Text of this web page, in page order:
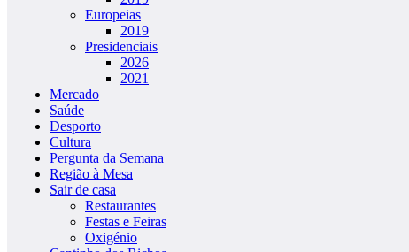
Europeias
2019
Presidenciais
2026
2021
Mercado
Saúde
Desporto
Cultura
Pergunta da Semana
Região à Mesa
Sair de casa
Restaurantes
Festas e Feiras
Oxigénio